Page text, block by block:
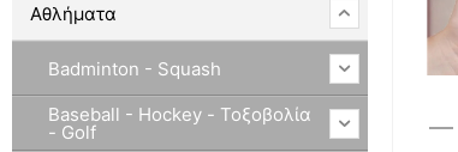
Αθλήματα
Badminton - Squash
Baseball - Hockey - Τοξοβολία
- Golf